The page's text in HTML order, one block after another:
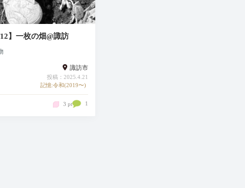
】一枚の畑@諏訪
諏訪市
投稿：2025.4.21
記憶:令和(2019〜)
3 pt 1